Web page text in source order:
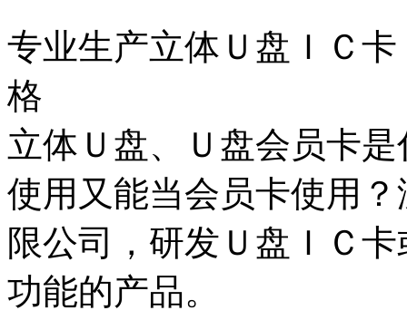
专业生产立体Ｕ盘ＩＣ
格
立体Ｕ盘、Ｕ盘会员卡
使用又能当会员卡使用
限公司，研发Ｕ盘ＩＣ
功能的产品。